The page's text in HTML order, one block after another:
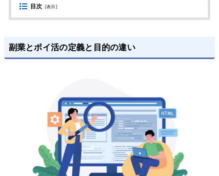
目次 [表示]
副業とポイ活の定義と目的の違い